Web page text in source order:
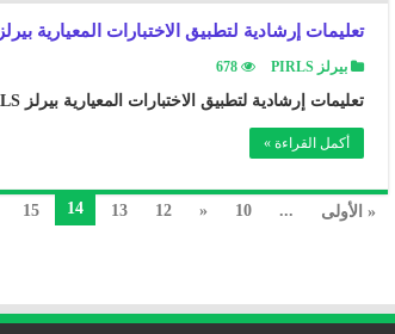
تعليمات إرشادية لتطبيق الاختبارات المعيارية بيرلز PIRLS مجال القراءة للصف الرابع الابتدائي
بيرلز PIRLS 678
تعليمات إرشادية لتطبيق الاختبارات المعيارية بيرلز PIRLS مجال القراءة للصف الرابع الابتدائي ..
أكمل القراءة »
« الأولى ...
10
«
12
13
14
15